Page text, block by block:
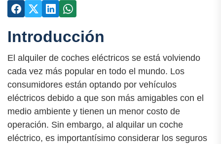
Introducción
El alquiler de coches eléctricos se está volviendo
cada vez más popular en todo el mundo. Los
consumidores están optando por vehículos
eléctricos debido a que son más amigables con el
medio ambiente y tienen un menor costo de
operación. Sin embargo, al alquilar un coche
eléctrico, es importantísimo considerar los seguros